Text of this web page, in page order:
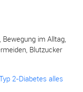
Bewegung im Alltag
Blutzucker
2-Diabetes alles